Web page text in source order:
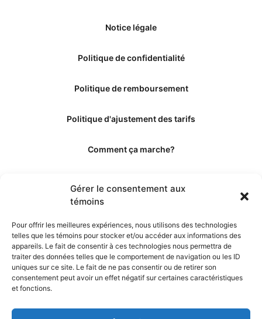
Gérer le consentement aux
témoins
Pour offrir les meilleures expériences, nous utilisons des technologies
telles que les témoins pour stocker et/ou accéder aux informations des
appareils. Le fait de consentir à ces technologies nous permettra de
traiter des données telles que le comportement de navigation ou les ID
uniques sur ce site. Le fait de ne pas consentir ou de retirer son
consentement peut avoir un effet négatif sur certaines caractéristiques
et fonctions.
Notice légale
Politique de confidentialité
Politique de remboursement
Politique d'ajustement des tarifs
Comment ça marche?
Les éditeurs
Les experts et collaborateurs